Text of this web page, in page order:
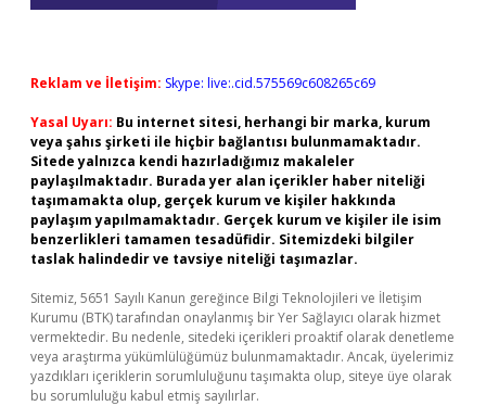
Reklam ve İletişim: Skype: live:.cid.575569c608265c69
Yasal Uyarı: Bu internet sitesi, herhangi bir marka, kurum
veya şahıs şirketi ile hiçbir bağlantısı bulunmamaktadır.
Sitede yalnızca kendi hazırladığımız makaleler
paylaşılmaktadır. Burada yer alan içerikler haber niteliği
taşımamakta olup, gerçek kurum ve kişiler hakkında
paylaşım yapılmamaktadır. Gerçek kurum ve kişiler ile isim
benzerlikleri tamamen tesadüfidir. Sitemizdeki bilgiler
taslak halindedir ve tavsiye niteliği taşımazlar.
Sitemiz, 5651 Sayılı Kanun gereğince Bilgi Teknolojileri ve İletişim
Kurumu (BTK) tarafından onaylanmış bir Yer Sağlayıcı olarak hizmet
vermektedir. Bu nedenle, sitedeki içerikleri proaktif olarak denetleme
veya araştırma yükümlülüğümüz bulunmamaktadır. Ancak, üyelerimiz
yazdıkları içeriklerin sorumluluğunu taşımakta olup, siteye üye olarak
bu sorumluluğu kabul etmiş sayılırlar.